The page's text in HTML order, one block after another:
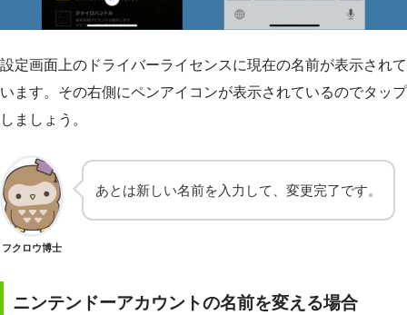
設定画面上のドライバーライセンスに現在の名前が表示されて
います。その右側にペンアイコンが表示されているのでタップ
しましょう。
フクロウ博士
あとは新しい名前を入力して、変更完了です。
ニンテンドーアカウントの名前を変える場合